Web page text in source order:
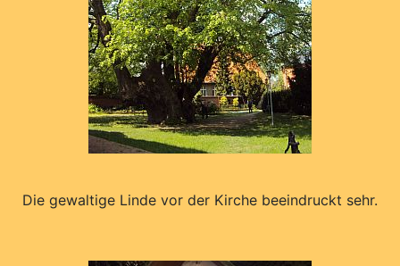
Die gewaltige Linde vor der Kirche beeindruckt sehr.